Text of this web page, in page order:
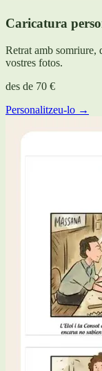
Caricatura
Retrat amb somriure,
vostres fotos.
des de 70 €
Personalitzeu-lo →